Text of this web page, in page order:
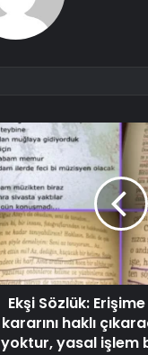
Ekşi Sözlük:
kararını haklı
yoktur, yasal işlem